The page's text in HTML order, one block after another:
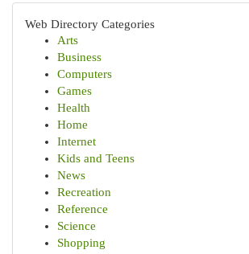
Web Directory Categories
Arts
Business
Computers
Games
Health
Home
Internet
Kids and Teens
News
Recreation
Reference
Science
Shopping